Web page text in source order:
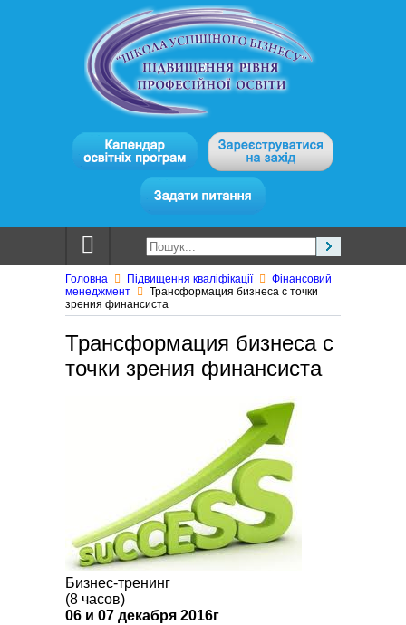
Головна Підвищення кваліфікації
Фінансовий
менеджмент
Трансформация бизнеса с точки
зрения финансиста
Трансформация бизнеса с
точки зрения финансиста
Бизнес-тренинг
(8 часов)
06 и 07 декабря 2016г